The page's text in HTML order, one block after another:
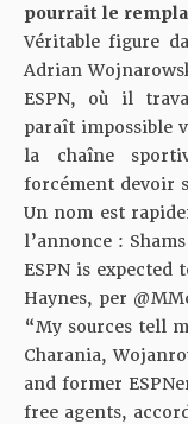
pourrait le
Véritable figure
Adrian
ESPN, où il
paraît impossible
la chaîne
forcément devoir
Un nom est
l’annonce :
ESPN is expected
Haynes, per
“My sources tell
Charania,
and former
free agents,